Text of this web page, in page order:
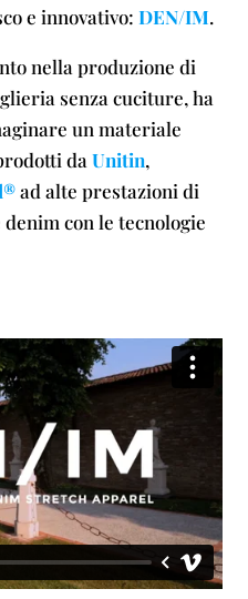
e innovativo:DEN/IM.
nella produzione di
senza cuciture, ha
un materiale
daUnitin,
ad alte prestazioni di
con le tecnologie